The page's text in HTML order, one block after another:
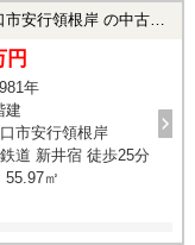
根岸 の中古マンション
円
年
建
市安行領根岸
道 新井宿 徒歩25分
55.97㎡